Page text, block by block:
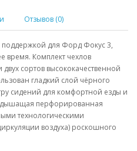
Отзывов (0)
для Форд Фокус 3,
время. Комплект чехлов
сортов высококачественной
гладкий слой чёрного
сидений для комфортной езды и
дышащая перфорированная
технологическими
воздуха) роскошного